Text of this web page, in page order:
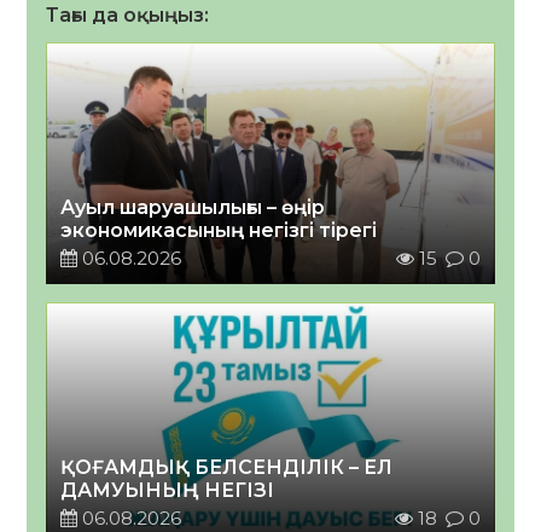
Тағы да оқыңыз:
Ауыл шаруашылығы – өңір
экономикасының негізгі тірегі
06.08.2026
15 0
ҚОҒАМДЫҚ БЕЛСЕНДІЛІК – ЕЛ
ДАМУЫНЫҢ НЕГІЗІ
06.08.2026
18 0